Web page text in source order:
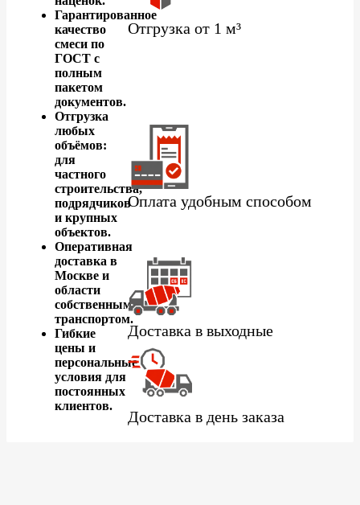
Гарантированное
качество
смеси по
ГОСТ с
полным
пакетом
документов.
Отгрузка
любых
объёмов:
для
частного
строительства,
подрядчиков
и крупных
объектов.
Оперативная
доставка в
Москве и
области
собственным
транспортом.
Гибкие
цены и
персональные
условия для
постоянных
клиентов.
Отгрузка от 1 м³
Оплата удобным способом
Доставка в выходные
Доставка в день заказа